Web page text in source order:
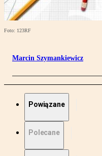
Foto: 123RF
Marcin Szymankiewicz
Powiązane
Polecane